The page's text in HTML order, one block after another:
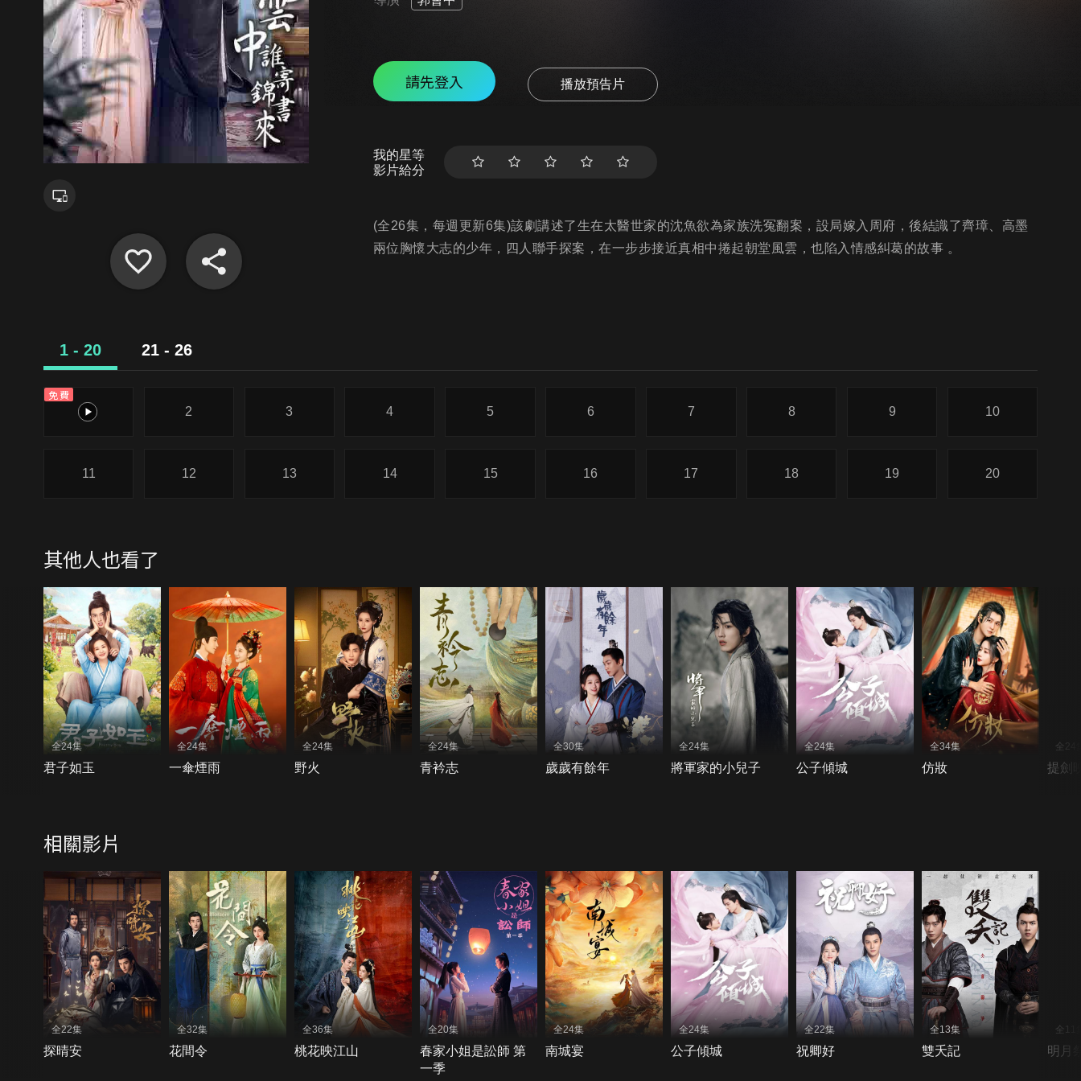
請先登入 播放預告片
我的星等
影片給分
(全26集，每週更新6集)該劇講述了生在太醫世家的沈魚欲為家族洗冤翻案，設局嫁入周府，後結識了齊璋、高墨
兩位胸懷大志的少年，四人聯手探案，在一步步接近真相中捲起朝堂風雲，也陷入情感糾葛的故事 。
1 - 20 21 - 26
免費
1
2 3 4 5 6 7 8 9 10
11 12 13 14 15 16 17 18 19 20
其他人也看了
全24集
君子如玉
全24集
一傘煙雨
全24集
野火
全24集
青衿志
全30集
歲歲有餘年
全24集
將軍家的小兒子
全24集
公子傾城
全34集
仿妝
全24
提劍
相關影片
全22集
探晴安
全32集
花間令
全36集
桃花映江山
全20集
春家小姐是訟師 第
一季
全24集
南城宴
全24集
公子傾城
全22集
祝卿好
全13集
雙夭記
全11
明月